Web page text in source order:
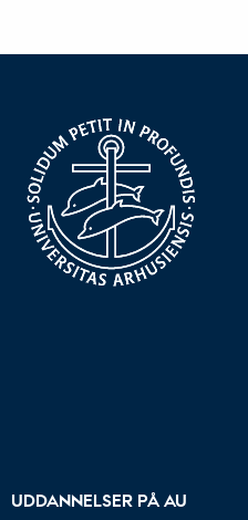
UDDANNELSER PÅ AU